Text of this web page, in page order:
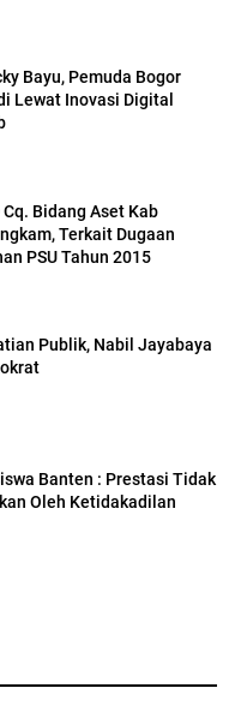
Bayu, Pemuda Bogor
Lewat Inovasi Digital
Cq. Bidang Aset Kab
Terkait Dugaan
PSU Tahun 2015
Publik, Nabil Jayabaya
Banten : Prestasi Tidak
Oleh Ketidakadilan